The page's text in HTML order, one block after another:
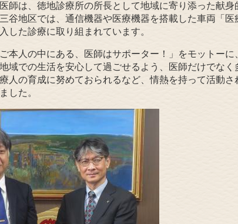
師は、徳地診療所の所長として地域に寄り添った献身
谷地区では、通信機器や医療機器を搭載した車両「
した診療に取り組まれています。
本人の中にある、医師はサポーター！」をモットーに
域での生活を安心して過ごせるよう、医師だけでな
人の育成に努めておられるなど、情熱を持って活動さ
した。